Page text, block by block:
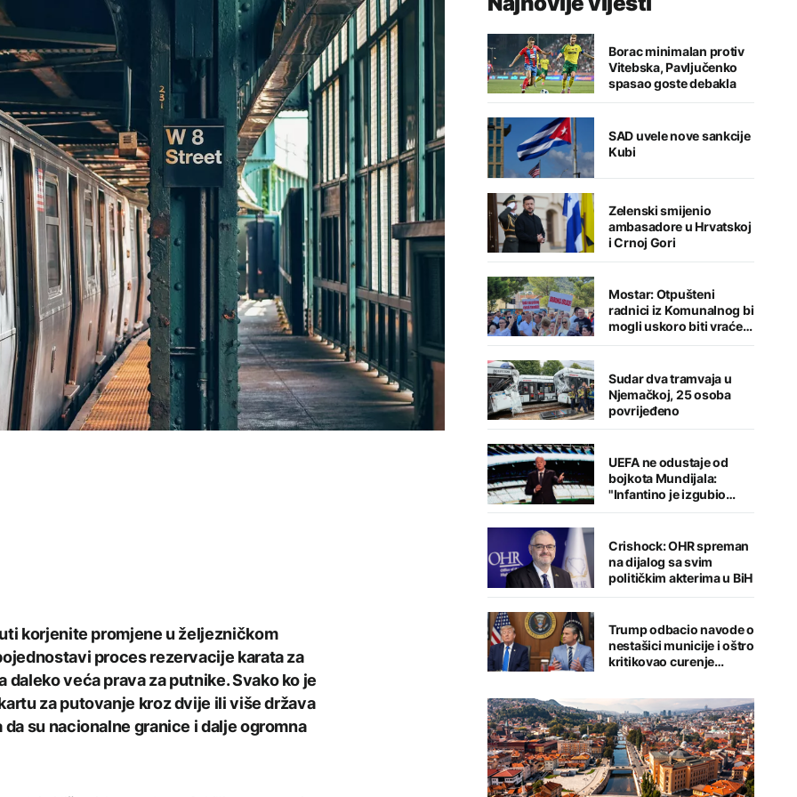
korjenite promjene u željezničkom
proces rezervacije karata za
veća prava za putnike. Svako ko je
za putovanje kroz dvije ili više država
su nacionalne granice i dalje ogromna
Borac minimalan protiv
Vitebska, Pavljučenko
spasao goste debakla
SAD uvele nove sankcije
Kubi
Zelenski smijenio
ambasadore u Hrvatskoj
i Crnoj Gori
Mostar: Otpušteni
radnici iz Komunalnog bi
mogli uskoro biti vraćeni
na posao
Sudar dva tramvaja u
Njemačkoj, 25 osoba
povrijeđeno
UEFA ne odustaje od
bojkota Mundijala:
"Infantino je izgubio
kredibilitet"
Crishock: OHR spreman
na dijalog sa svim
političkim akterima u BiH
Trump odbacio navode o
nestašici municije i oštro
kritikovao curenje